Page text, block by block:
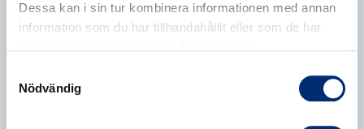
Dessa kan i sin tur kombinera informationen med annan
information som du har tillhandahållit eller som de har
Nödvändig